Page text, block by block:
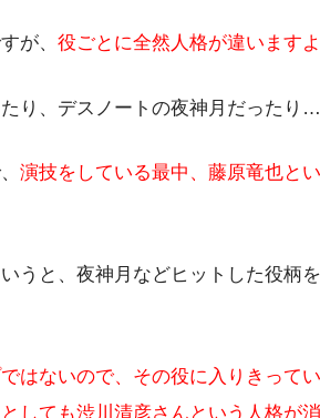
が、 役ごとに全然人格が違いますよ
り、デスノートの夜神月だったり…
演技をしている最中、藤原竜也と
うと、夜神月などヒットした役柄
はないので、その役に入りきってい
しても渋川清彦さんという人格が